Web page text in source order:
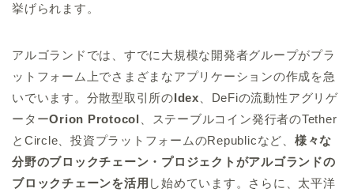
挙げられます。
アルゴランドでは、すでに大規模な開発者グループがプラ
ットフォーム上でさまざまなアプリケーションの作成を急
いでいます。分散型取引所のIdex 、DeFiの流動性アグリゲ
ーターOrion Protocol
、ステーブルコイン発行者のTether
とCircle、投資プラットフォームのRepublicなど、 様々な
分野のブロックチェーン・プロジェクトがアルゴランドの
ブロックチェーンを活用 し始めています。さらに、太平洋